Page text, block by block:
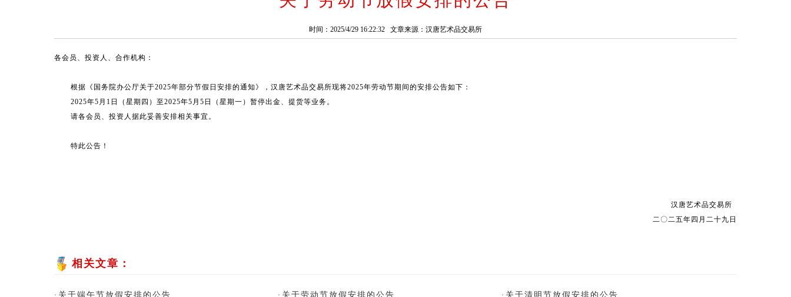
时间：2025/4/29 16:22:32 文章来源：汉唐艺术品交易所
各会员、投资人、合作机构：
根据《国务院办公厅关于2025年部分节假日安排的通知》，汉唐艺术品交易所现将2025年劳动节期间的安排公告如下：
2025年5月1日（星期四）至2025年5月5日（星期一）暂停出金、提货等业务。
请各会员、投资人据此妥善安排相关事宜。
特此公告！
汉唐艺术品交易所
二〇二五年四月二十九日
相关文章：
· 关于端午节放假安排的公告 · 关于劳动节放假安排的公告 · 关于清明节放假安排的公告